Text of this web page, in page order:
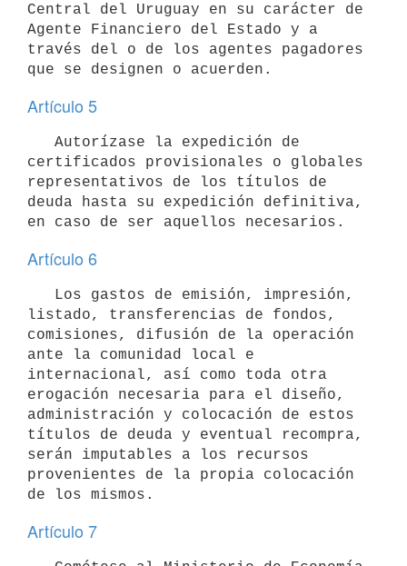
Central del Uruguay en su carácter de
Agente Financiero del Estado y a
través del o de los agentes pagadores
Artículo 5
certificados provisionales o globales
representativos de los títulos de
deuda hasta su expedición definitiva,
Artículo 6
listado, transferencias de fondos,
comisiones, difusión de la operación
ante la comunidad local e
internacional, así como toda otra
erogación necesaria para el diseño,
administración y colocación de estos
títulos de deuda y eventual recompra,
serán imputables a los recursos
provenientes de la propia colocación
Artículo 7